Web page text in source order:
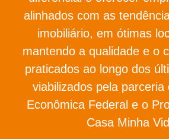
alinhados com as
imobiliário, em ótimas
mantendo a qualidade e o
praticados ao longo dos
viabilizados pela parceria
Econômica Federal e o
Casa Minha